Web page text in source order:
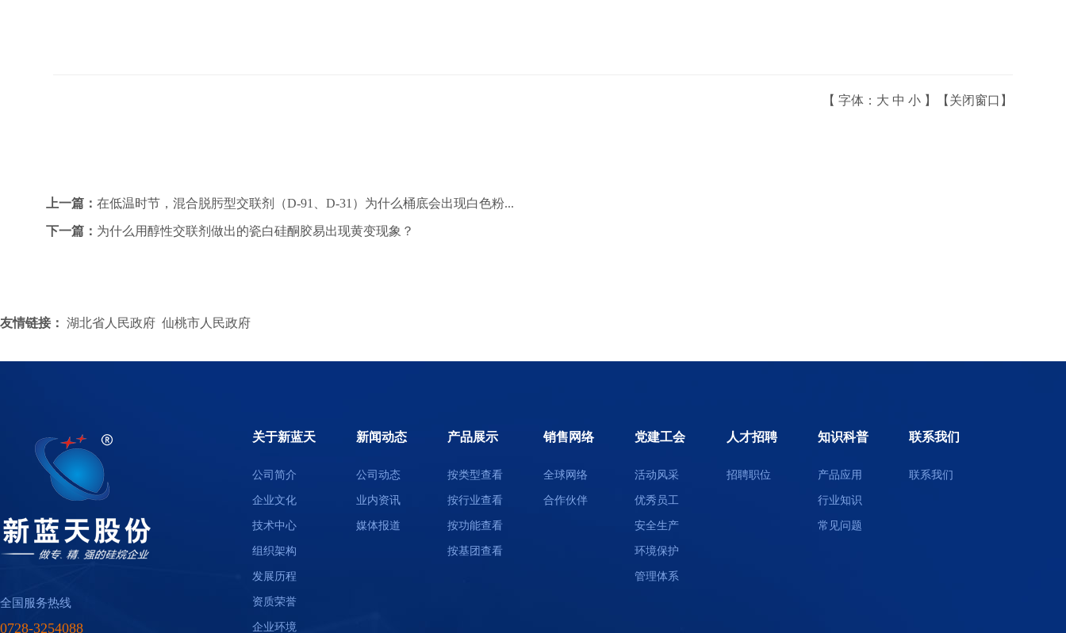
【 字体： 大 中 小】【 关闭窗口 】
上一篇： 在低温时节，混合脱肟型交联剂（D-91、D-31）为什么桶底会出现白色粉...
下一篇： 为什么用醇性交联剂做出的瓷白硅酮胶易出现黄变现象？
友情链接： 湖北省人民政府 仙桃市人民政府
全国服务热线
0728-3254088
关于新蓝天
公司简介
企业文化
技术中心
组织架构
发展历程
资质荣誉
企业环境
新闻动态
公司动态
业内资讯
媒体报道
产品展示
按类型查看
按行业查看
按功能查看
按基团查看
销售网络
全球网络
合作伙伴
党建工会
活动风采
优秀员工
安全生产
环境保护
管理体系
人才招聘
招聘职位
知识科普
产品应用
行业知识
常见问题
联系我们
联系我们